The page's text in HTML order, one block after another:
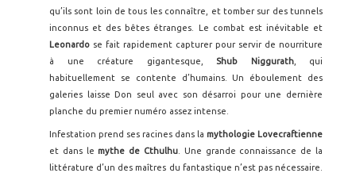
qu’ils sont loin de tous les connaître, et tomber sur des tunnels
inconnus et des bêtes étranges. Le combat est inévitable et
Leonardo se fait rapidement capturer pour servir de nourriture
à une créature gigantesque, Shub Niggurath, qui
habituellement se contente d’humains. Un éboulement des
galeries laisse Don seul avec son désarroi pour une dernière
planche du premier numéro assez intense.
Infestation prend ses racines dans la mythologie Lovecraftienne
et dans lemythe de Cthulhu . Une grande connaissance de la
littérature d’un des maîtres du fantastique n’est pas nécessaire.